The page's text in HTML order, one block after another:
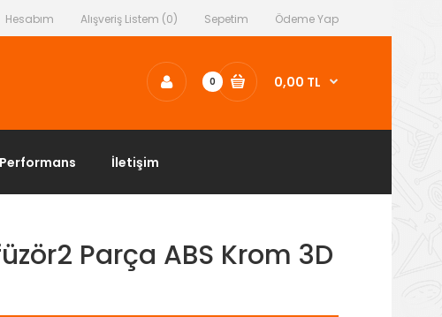
Hesabım Alışveriş Listem (0) Sepetim Ödeme Yap
0 0,00 TL
Performans İletişim
Parça ABS Krom 3D